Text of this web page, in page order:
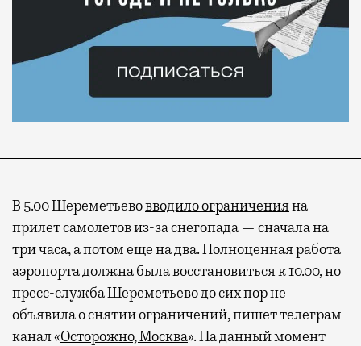
В 5.00 Шереметьевовводило ограниченияна
прилет самолетов из-за снегопада — сначала на
три часа, а потом еще на два. Полноценная работа
аэропорта должна была восстановиться к 10.00, но
пресс-служба Шереметьево до сих пор не
объявила о снятии ограничений, пишет телеграм-
канал «Осторожно, Москва». На данный момент